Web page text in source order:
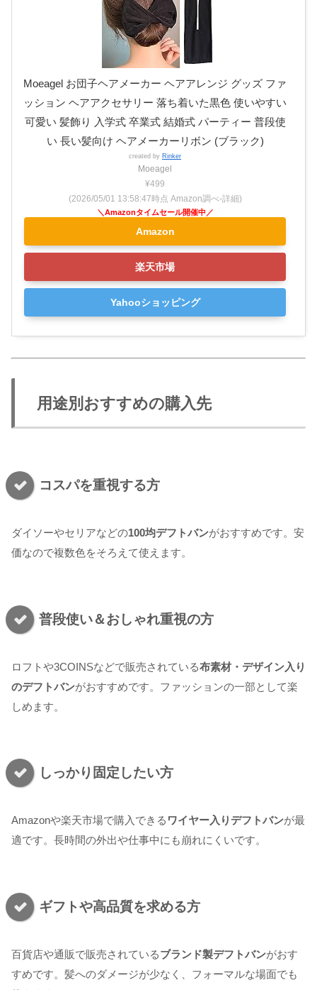
Moeagel お団子ヘアメーカー ヘアアレンジ グッズ ファ
ッション ヘアアクセサリー 落ち着いた黒色 使いやすい
可愛い 髪飾り 入学式 卒業式 結婚式 パーティー 普段使
い 長い髪向け ヘアメーカーリボン (ブラック)
created by Rinker
Moeagel
¥499
(2026/05/01 13:58:47時点 Amazon調べ-詳細)
Amazon
楽天市場
Yahooショッピング
用途別おすすめの購入先
コスパを重視する方
ダイソーやセリアなどの100均デフトバンがおすすめです。安
価なので複数色をそろえて使えます。
普段使い＆おしゃれ重視の方
ロフトや3COINSなどで販売されている布素材・デザイン入り
のデフトバンがおすすめです。ファッションの一部として楽
しめます。
しっかり固定したい方
Amazonや楽天市場で購入できる ワイヤー入りデフトバンが最
適です。長時間の外出や仕事中にも崩れにくいです。
ギフトや高品質を求める方
百貨店や通販で販売されているブランド製デフトバンがおす
すめです。髪へのダメージが少なく、フォーマルな場面でも